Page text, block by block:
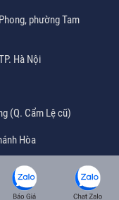
phường Tam
Hà Nội
(Q. Cẩm Lệ cũ)
Hòa